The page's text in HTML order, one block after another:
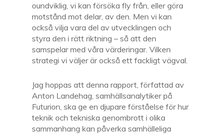
oundviklig, vi kan försöka fly från, eller göra
motstånd mot delar, av den. Men vi kan
också vilja vara del av utvecklingen och
styra den i rätt riktning – så att den
samspelar med våra värderingar. Vilken
strategi vi väljer är också ett fackligt vägval.
Jag hoppas att denna rapport, författad av
Anton Landehag, samhällsanalytiker på
Futurion, ska ge en djupare förståelse för hur
teknik och tekniska genombrott i olika
sammanhang kan påverka samhälleliga